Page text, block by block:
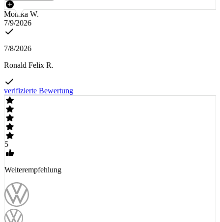
Monika W.
7/9/2026
7/8/2026
Ronald Felix R.
verifizierte Bewertung
5
Weiterempfehlung